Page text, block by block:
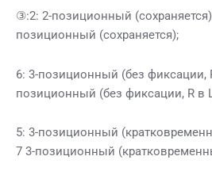
③:2: 2-позиционный
позиционный (сохраняется);
6: 3-позиционный (без фиксации,
позиционный (без фиксации, R в
5: 3-позиционный
7 3-позиционный